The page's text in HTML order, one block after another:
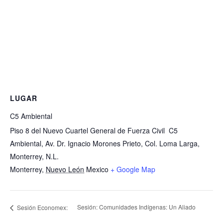
LUGAR
C5 Ambiental
Piso 8 del Nuevo Cuartel General de Fuerza Civil C5
Ambiental, Av. Dr. Ignacio Morones Prieto, Col. Loma Larga,
Monterrey, N.L.
Monterrey, Nuevo León Mexico + Google Map
Sesión Economex: Sesión: Comunidades Indígenas: Un Aliado